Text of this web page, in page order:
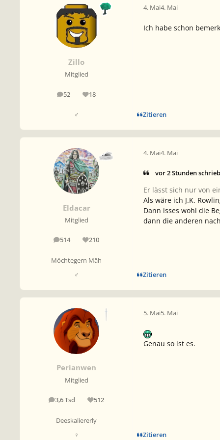
Zillo
Mitglied
52
Beiträge 18
Reputation
♂
4. Mai4. Mai
Ich habe schon
Zitieren
Eldacar
Mitglied
514
Beiträge 210
Reputation
Möchtegern Mäh
♂
4. Mai4. Mai
vor 2 Stunden
Er lässt sich nur von
Als wäre ich J.K.
Dann isses wohl die
dann die anderen
Zitieren
Perianwen
Mitglied
3,6 Tsd
Beiträge 512
Reputation
Deeskaliererly
♀
5. Mai5. Mai
Genau so ist es.
Zitieren